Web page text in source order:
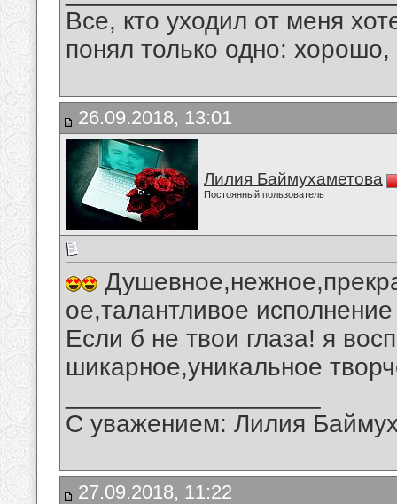
Все, кто уходил от меня
понял только одно:
26.09.2018, 13:01
Лилия Баймухаметова
Постоянный пользователь
ое,талантливое
Если б не твои глаза! я
шикарное,уникальное
С уважением: Лилия
27.09.2018, 11:22